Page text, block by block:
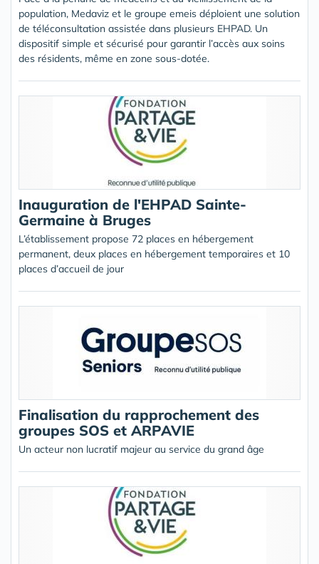
population, Medaviz et le groupe emeis déploient une solution
de téléconsultation assistée dans plusieurs EHPAD. Un
dispositif simple et sécurisé pour garantir l’accès aux soins
des résidents, même en zone sous-dotée.
Inauguration de l'EHPAD Sainte-
Germaine à Bruges
L’établissement propose 72 places en hébergement
permanent, deux places en hébergement temporaires et 10
places d’accueil de jour
Finalisation du rapprochement des
groupes SOS et ARPAVIE
Un acteur non lucratif majeur au service du grand âge